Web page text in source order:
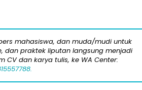
mahasiswa, dan muda/mudi untuk
dan praktek liputan langsung menjadi
CV dan karya tulis, ke WA Center: